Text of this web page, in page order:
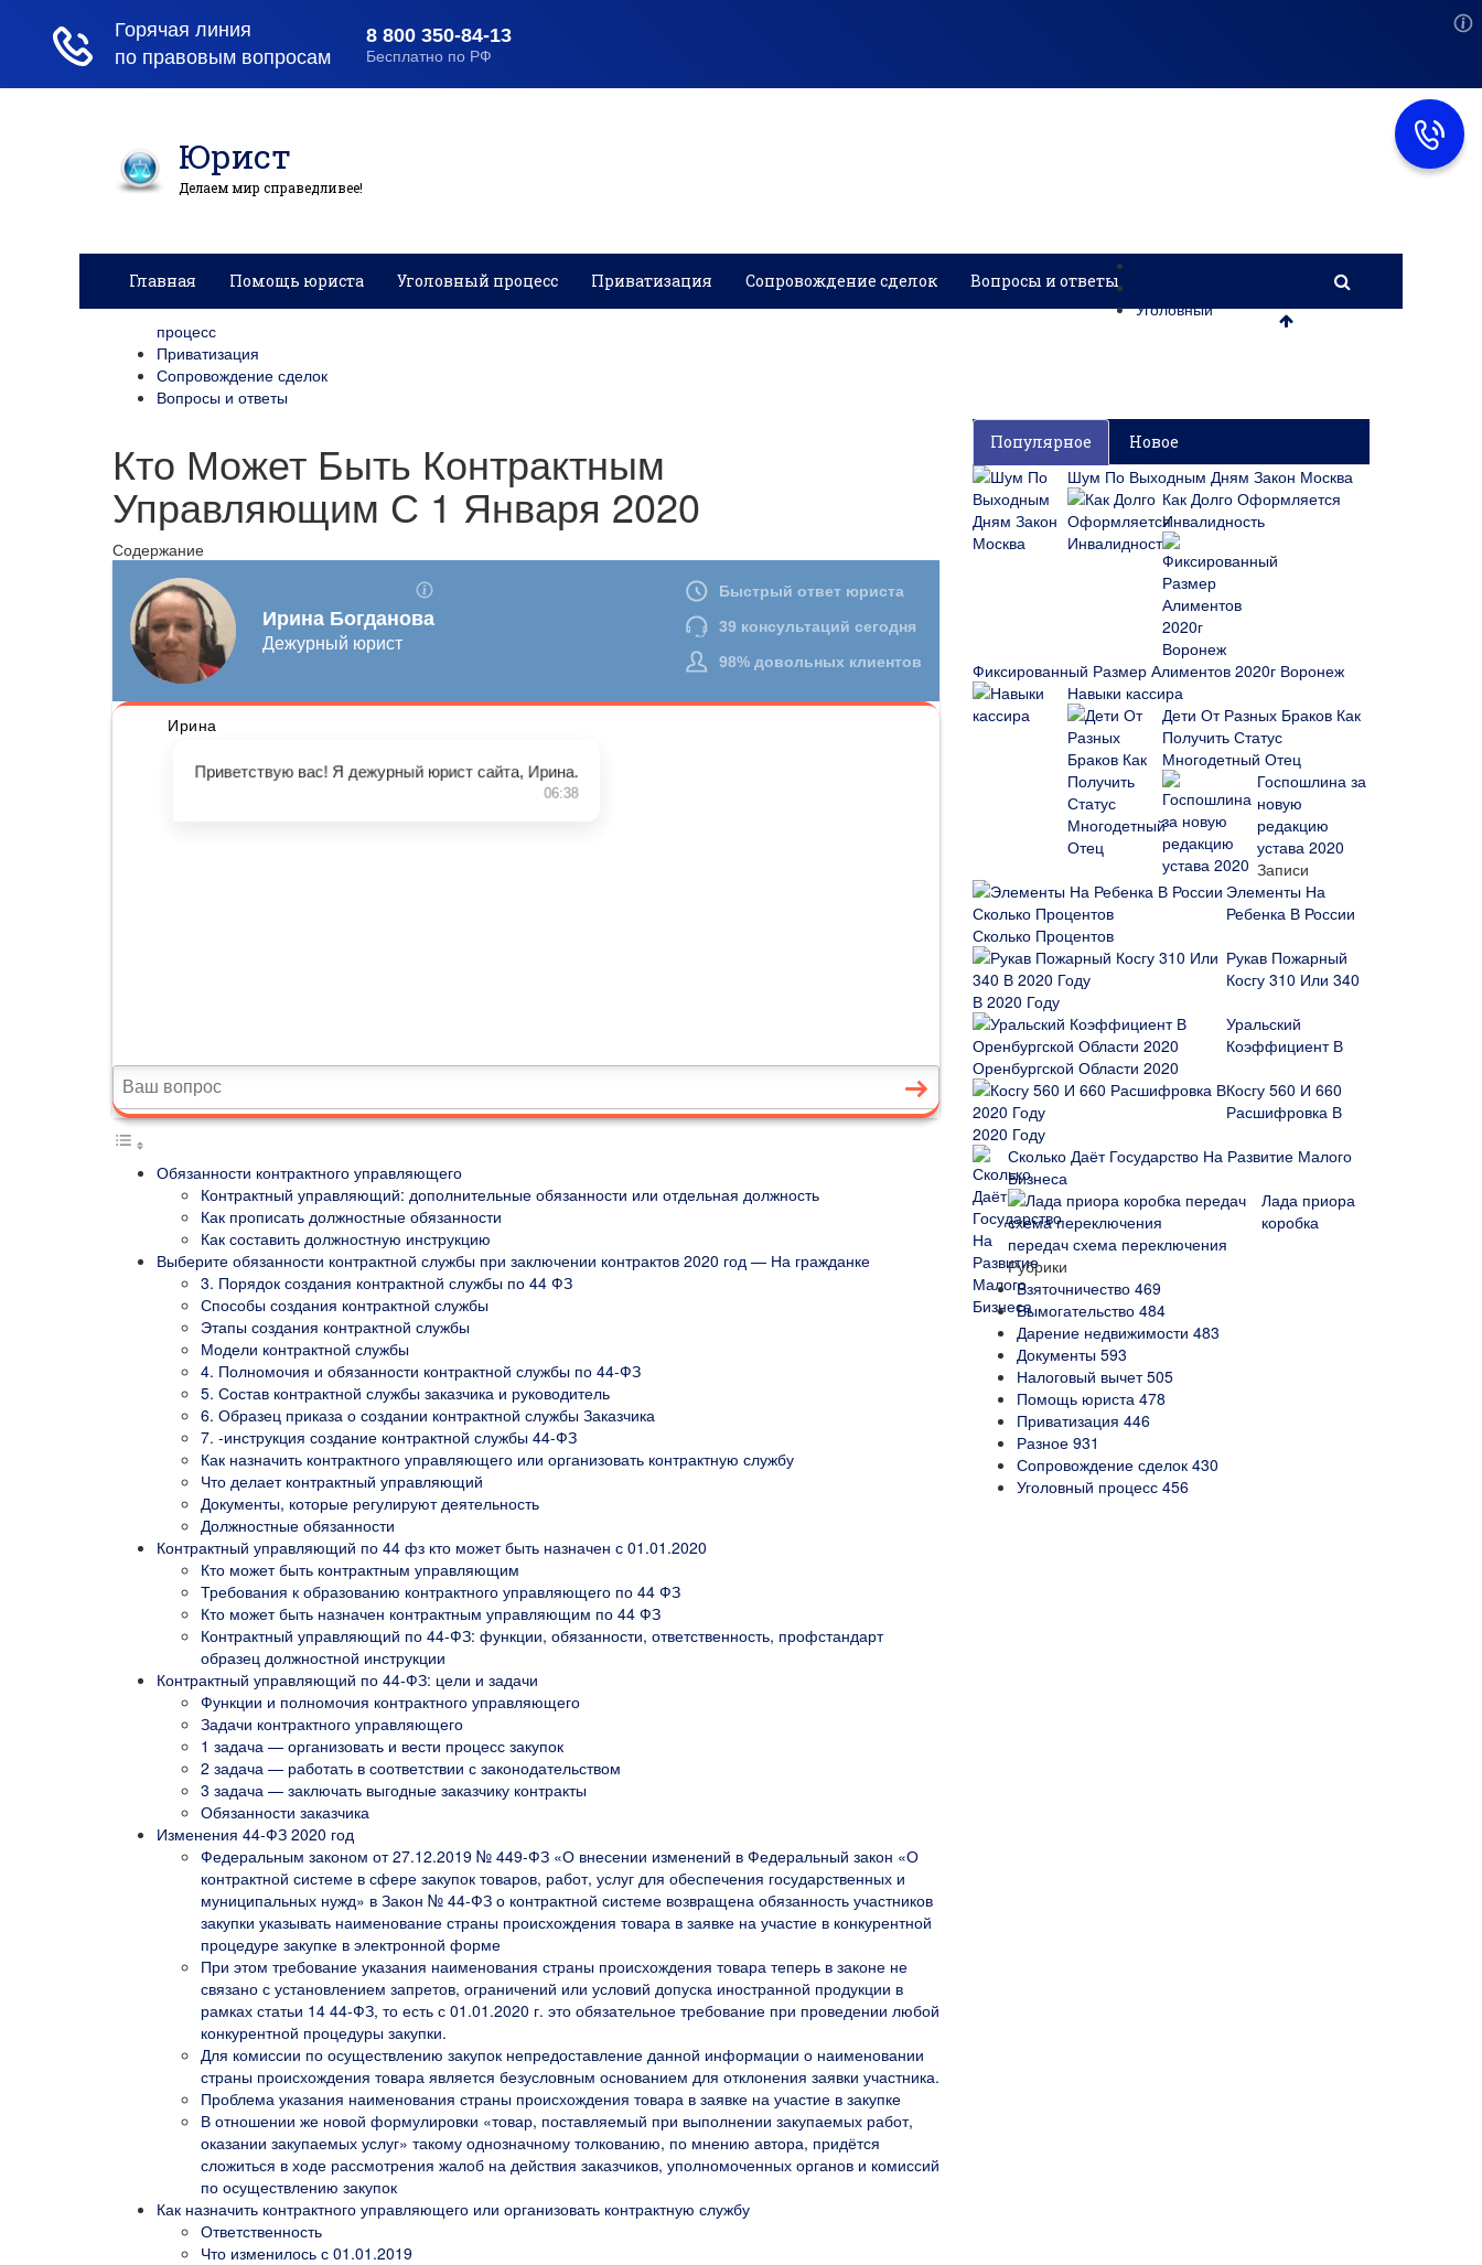
Юрист
Делаем мир справедливее!
Главная Помощь юриста Уголовный процесс Приватизация Сопровождение сделок Вопросы и ответы
Уголовный
процесс
Приватизация
Сопровождение сделок
Вопросы и ответы
Кто Может Быть Контрактным
Управляющим С 1 Января 2020
Содержание
Обязанности контрактного управляющего
Контрактный управляющий: дополнительные обязанности или отдельная должность
Как прописать должностные обязанности
Как составить должностную инструкцию
Выберите обязанности контрактной службы при заключении контрактов 2020 год — На гражданке
3. Порядок создания контрактной службы по 44 ФЗ
Способы создания контрактной службы
Этапы создания контрактной службы
Модели контрактной службы
4. Полномочия и обязанности контрактной службы по 44-ФЗ
5. Состав контрактной службы заказчика и руководитель
6. Образец приказа о создании контрактной службы Заказчика
7. -инструкция создание контрактной службы 44-ФЗ
Как назначить контрактного управляющего или организовать контрактную службу
Что делает контрактный управляющий
Документы, которые регулируют деятельность
Должностные обязанности
Контрактный управляющий по 44 фз кто может быть назначен с 01.01.2020
Кто может быть контрактным управляющим
Требования к образованию контрактного управляющего по 44 ФЗ
Кто может быть назначен контрактным управляющим по 44 ФЗ
Контрактный управляющий по 44-ФЗ: функции, обязанности, ответственность, профстандарт
образец должностной инструкции
Контрактный управляющий по 44‑ФЗ: цели и задачи
Функции и полномочия контрактного управляющего
Задачи контрактного управляющего
1 задача — организовать и вести процесс закупок
2 задача — работать в соответствии с законодательством
3 задача — заключать выгодные заказчику контракты
Обязанности заказчика
Изменения 44-ФЗ 2020 год
Федеральным законом от 27.12.2019 № 449-ФЗ «О внесении изменений в Федеральный закон «О
контрактной системе в сфере закупок товаров, работ, услуг для обеспечения государственных и
муниципальных нужд» в Закон № 44-ФЗ о контрактной системе возвращена обязанность участников
закупки указывать наименование страны происхождения товара в заявке на участие в конкурентной
процедуре закупке в электронной форме
При этом требование указания наименования страны происхождения товара теперь в законе не
связано с установлением запретов, ограничений или условий допуска иностранной продукции в
рамках статьи 14 44-ФЗ, то есть с 01.01.2020 г. это обязательное требование при проведении любой
конкурентной процедуры закупки.
Для комиссии по осуществлению закупок непредоставление данной информации о наименовании
страны происхождения товара является безусловным основанием для отклонения заявки участника.
Проблема указания наименования страны происхождения товара в заявке на участие в закупке
В отношении же новой формулировки «товар, поставляемый при выполнении закупаемых работ,
оказании закупаемых услуг» такому однозначному толкованию, по мнению автора, придётся
сложиться в ходе рассмотрения жалоб на действия заказчиков, уполномоченных органов и комиссий
по осуществлению закупок
Как назначить контрактного управляющего или организовать контрактную службу
Ответственность
Что изменилось с 01.01.2019
Популярное Новое
Шум По Выходным Дням Закон Москва
Как Долго Оформляется
Инвалидность
Фиксированный Размер Алиментов 2020г Воронеж
Навыки кассира
Дети От Разных Браков Как
Получить Статус
Многодетный Отец
Госпошлина за
новую
редакцию
устава 2020
Записи
Элементы На
Ребенка В России
Сколько Процентов
Рукав Пожарный
Косгу 310 Или 340
В 2020 Году
Уральский
Коэффициент В
Оренбургской Области 2020
Косгу 560 И 660
Расшифровка В
2020 Году
Сколько Даёт Государство На Развитие Малого
Бизнеса
Лада приора
коробка
передач схема переключения
Рубрики
Взяточничество 469
Вымогательство 484
Дарение недвижимости 483
Документы 593
Налоговый вычет505
Помощь юриста 478
Приватизация 446
Разное 931
Сопровождение сделок 430
Уголовный процесс 456